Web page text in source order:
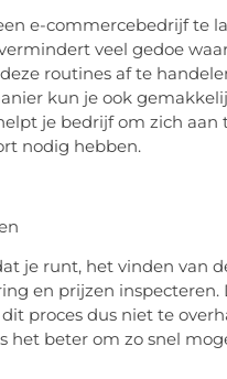
e-commercebedrijf te
veel gedoe
routines af te
kun je ook
je ​​bedrijf om zich aan
nodig hebben.
je runt, het vinden van
en prijzen
proces dus niet te
het beter om zo snel